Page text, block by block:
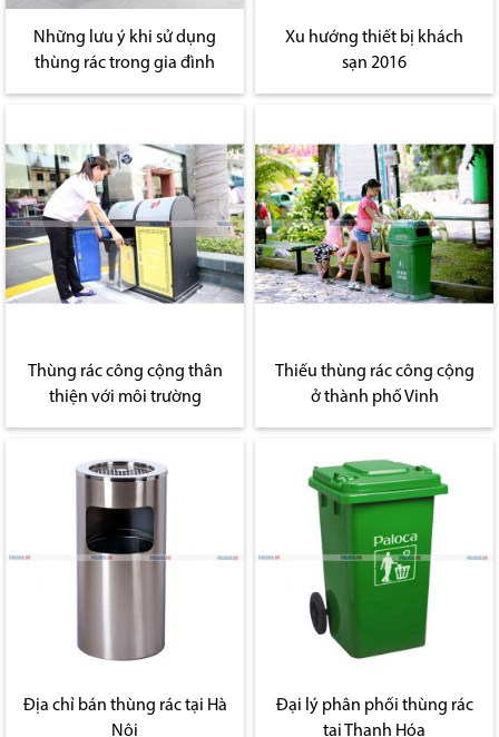
Những lưu ý khi sử dụng
thùng rác trong gia đình
Xu hướng thiết bị khách
sạn 2016
Thùng rác công cộng thân
thiện với môi trường
Thiếu thùng rác công cộng
ở thành phố Vinh
Địa chỉ bán thùng rác tại Hà
Nội
Đại lý phân phối thùng rác
tại Thanh Hóa